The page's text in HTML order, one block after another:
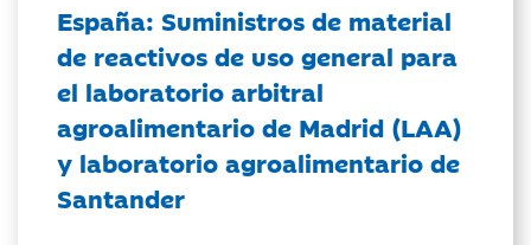
España: Suministros de material
de reactivos de uso general para
el laboratorio arbitral
agroalimentario de Madrid (LAA)
y laboratorio agroalimentario de
Santander